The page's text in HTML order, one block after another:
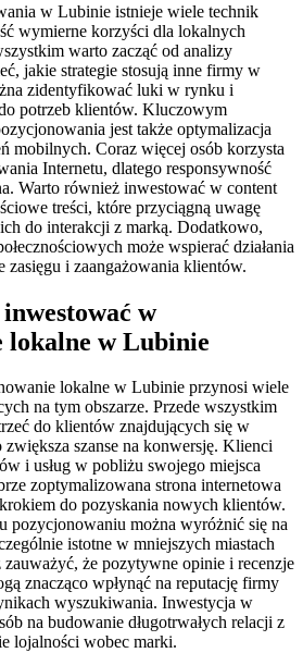
w Lubinie istnieje wiele technik
wymierne korzyści dla lokalnych
warto zacząć od analizy
jakie strategie stosują inne firmy w
zidentyfikować luki w rynku i
potrzeb klientów. Kluczowym
jest także optymalizacja
mobilnych. Coraz więcej osób korzysta
Internetu, dlatego responsywność
Warto również inwestować w content
treści, które przyciągną uwagę
do interakcji z marką. Dodatkowo,
może wspierać działania
zasięgu i zaangażowania klientów.
w
lokalne w Lubinie
lokalne w Lubinie przynosi wiele
na tym obszarze. Przede wszystkim
do klientów znajdujących się w
szanse na konwersję. Klienci
i usług w pobliżu swojego miejsca
zoptymalizowana strona internetowa
do pozyskania nowych klientów.
pozycjonowaniu można wyróżnić się na
istotne w mniejszych miastach
że pozytywne opinie i recenzje
znacząco wpłynąć na reputację firmy
wyszukiwania. Inwestycja w
na budowanie długotrwałych relacji z
lojalności wobec marki.